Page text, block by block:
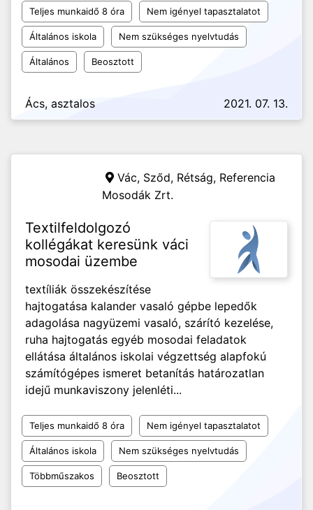
Teljes munkaidő 8 óra Nem igényel tapasztalatot
Általános iskola Nem szükséges nyelvtudás
Általános Beosztott
Ács, asztalos 2021. 07. 13.
Vác, Sződ, Rétság, Referencia
Mosodák Zrt.
Textilfeldolgozó
kollégákat keresünk váci
mosodai üzembe
textíliák összekészítése
hajtogatása kalander vasaló gépbe lepedők
adagolása nagyüzemi vasaló, szárító kezelése,
ruha hajtogatás egyéb mosodai feladatok
ellátása általános iskolai végzettség alapfokú
számítógépes ismeret betanítás határozatlan
idejű munkaviszony jelenléti...
Teljes munkaidő 8 óra Nem igényel tapasztalatot
Általános iskola Nem szükséges nyelvtudás
Többműszakos Beosztott